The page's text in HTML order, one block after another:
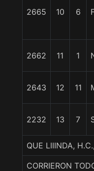
2665 10 6
2662 11 1
2643 12 11
2232 13 7
QUE LIIINDA,
CORRIERON